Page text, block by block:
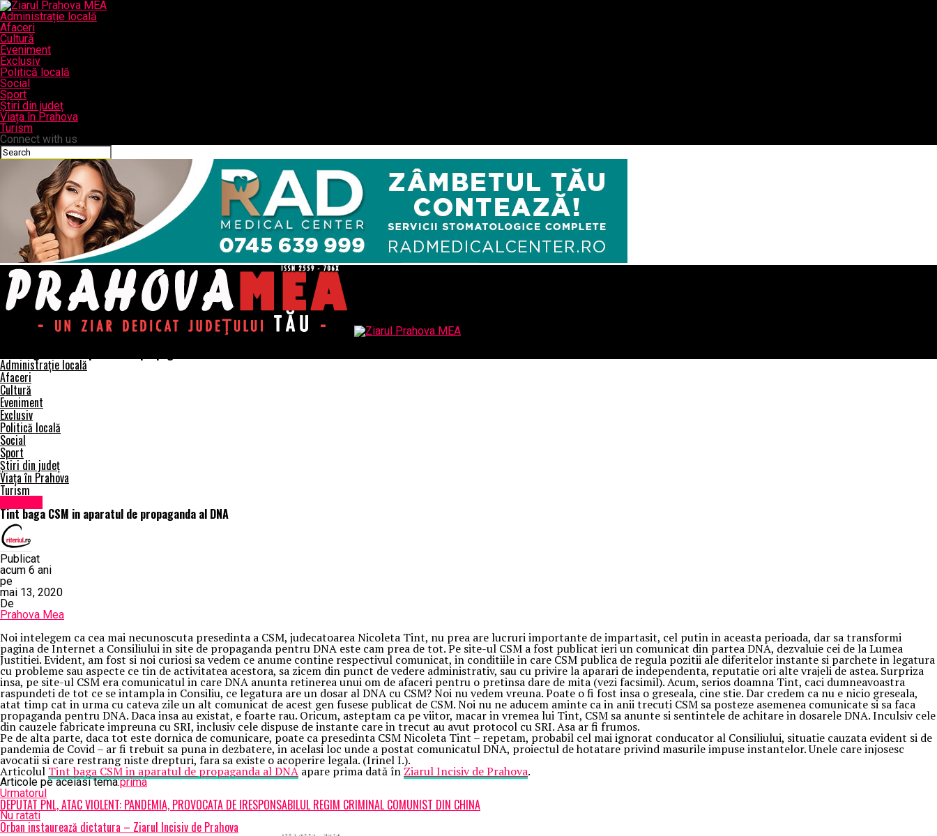
Administrație locală
Afaceri
Cultură
Eveniment
Exclusiv
Politică locală
Social
Sport
Știri din județ
Viața în Prahova
Turism
Connect with us
Administrație locală
Afaceri
Cultură
Eveniment
Exclusiv
Politică locală
Social
Sport
Știri din județ
Viața în Prahova
Turism
Tint baga CSM in aparatul de propaganda al DNA
Publicat
acum 6 ani
pe
mai 13, 2020
De
Prahova Mea
Noi intelegem ca cea mai necunoscuta presedinta a CSM, judecatoarea Nicoleta Tint, nu prea are lucruri importante de impartasit, cel putin in aceasta perioada, dar sa transformi
pagina de Internet a Consiliului in site de propaganda pentru DNA este cam prea de tot. Pe site-ul CSM a fost publicat ieri un comunicat din partea DNA, dezvaluie cei de la Lumea
Justitiei. Evident, am fost si noi curiosi sa vedem ce anume contine respectivul comunicat, in conditiile in care CSM publica de regula pozitii ale diferitelor instante si parchete in legatura
cu probleme sau aspecte ce tin de activitatea acestora, sa zicem din punct de vedere administrativ, sau cu privire la aparari de independenta, reputatie ori alte vrajeli de astea. Surpriza
insa, pe site-ul CSM era comunicatul in care DNA anunta retinerea unui om de afaceri pentru o pretinsa dare de mita (vezi facsimil). Acum, serios doamna Tint, caci dumneavoastra
raspundeti de tot ce se intampla in Consiliu, ce legatura are un dosar al DNA cu CSM? Noi nu vedem vreuna. Poate o fi fost insa o greseala, cine stie. Dar credem ca nu e nicio greseala,
atat timp cat in urma cu cateva zile un alt comunicat de acest gen fusese publicat de CSM. Noi nu ne aducem aminte ca in anii trecuti CSM sa posteze asemenea comunicate si sa faca
propaganda pentru DNA. Daca insa au existat, e foarte rau. Oricum, asteptam ca pe viitor, macar in vremea lui Tint, CSM sa anunte si sentintele de achitare in dosarele DNA. Inculsiv cele
din cauzele fabricate impreuna cu SRI, inclusiv cele dispuse de instante care in trecut au avut protocol cu SRI. Asa ar fi frumos.
Pe de alta parte, daca tot este dornica de comunicare, poate ca presedinta CSM Nicoleta Tint – repetam, probabil cel mai ignorat conducator al Consiliului, situatie cauzata evident si de
pandemia de Covid – ar fi trebuit sa puna in dezbatere, in acelasi loc unde a postat comunicatul DNA, proiectul de hotatare privind masurile impuse instantelor. Unele care injosesc
avocatii si care restrang niste drepturi, fara sa existe o acoperire legala. (Irinel I.).
Articolul Tint baga CSM in aparatul de propaganda al DNA apare prima dată în Ziarul Incisiv de Prahova.
Articole pe aceiasi tema:prima
Urmatorul
DEPUTAT PNL, ATAC VIOLENT: PANDEMIA, PROVOCATA DE IRESPONSABILUL REGIM CRIMINAL COMUNIST DIN CHINA
Nu ratati
Orban instaurează dictatura – Ziarul Incisiv de Prahova